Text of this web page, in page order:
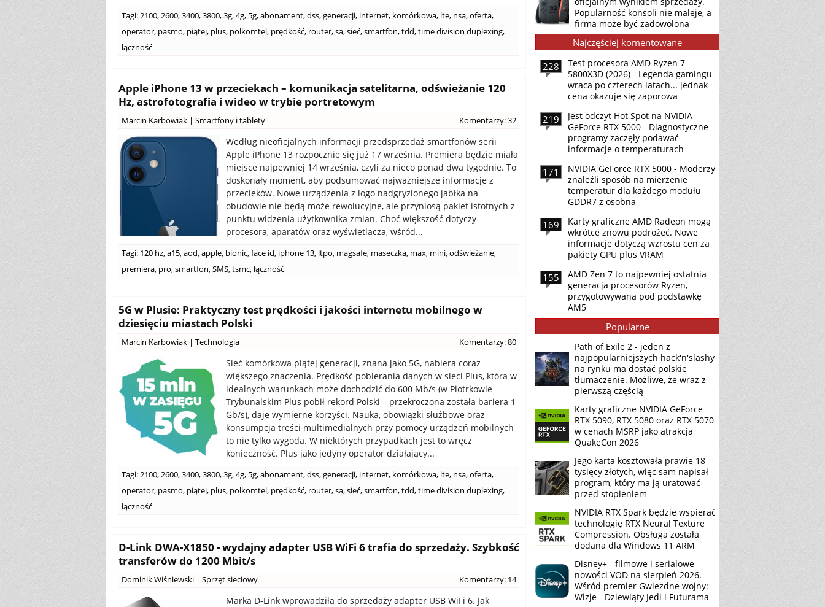
Tagi:2100,2600,3400,3800,3g,4g, 5g,abonament,dss,generacji, internet, komórkowa, lte, nsa,oferta,
operator, pasmo, piątej, plus, polkomtel, prędkość, router,sa,sieć,smartfon,tdd,time division duplexing,
łączność
Apple iPhone 13 w przeciekach – komunikacja satelitarna, odświeżanie 120
Hz, astrofotografia i wideo w trybie portretowym
Marcin Karbowiak | Smartfony i tablety Komentarzy: 32
Według nieoficjalnych informacji przedsprzedaż smartfonów serii
Apple iPhone 13 rozpocznie się już 17 września. Premiera będzie miała
miejsce najpewniej 14 września, czyli za nieco ponad dwa tygodnie. To
doskonały moment, aby podsumować najważniejsze informacje z
przecieków. Nowe urządzenia z logo nadgryzionego jabłka na
obudowie nie będą może rewolucyjne, ale przyniosą pakiet istotnych z
punktu widzenia użytkownika zmian. Choć większość dotyczy
procesora, aparatów oraz wyświetlacza, wśród...
Tagi: 120 hz,a15,aod,apple, bionic,face id, iphone 13, ltpo, magsafe, maseczka, max, mini,odświeżanie,
premiera, pro,smartfon,SMS,tsmc,łączność
5G w Plusie: Praktyczny test prędkości i jakości internetu mobilnego w
dziesięciu miastach Polski
Marcin Karbowiak | Technologia Komentarzy: 80
Sieć komórkowa piątej generacji, znana jako 5G, nabiera coraz
większego znaczenia. Prędkość pobierania danych w sieci Plus, która w
idealnych warunkach może dochodzić do 600 Mb/s (w Piotrkowie
Trybunalskim Plus pobił rekord Polski – przekroczona została bariera 1
Gb/s), daje wymierne korzyści. Nauka, obowiązki służbowe oraz
konsumpcja treści multimedialnych przy pomocy urządzeń mobilnych
to nie tylko wygoda. W niektórych przypadkach jest to wręcz
konieczność. Plus jako jedyny operator działający...
Tagi:2100,2600,3400,3800,3g,4g, 5g,abonament,dss,generacji, internet, komórkowa, lte, nsa,oferta,
operator, pasmo, piątej, plus, polkomtel, prędkość, router,sa,sieć,smartfon,tdd,time division duplexing,
łączność
D-Link DWA-X1850 - wydajny adapter USB WiFi 6 trafia do sprzedaży. Szybkość
transferów do 1200 Mbit/s
Dominik Wiśniewski | Sprzęt sieciowy Komentarzy: 14
Marka D-Link wprowadziła do sprzedaży adapter USB WiFi 6. Jak
Popularność konsoli nie maleje, a
firma może być zadowolona
Najczęściej komentowane
228
Test procesora AMD Ryzen 7
5800X3D (2026) - Legenda gamingu
wraca po czterech latach... jednak
cena okazuje się zaporowa
219
Jest odczyt Hot Spot na NVIDIA
GeForce RTX 5000 - Diagnostyczne
programy zaczęły podawać
informacje o temperaturach
171
NVIDIA GeForce RTX 5000 - Moderzy
znaleźli sposób na mierzenie
temperatur dla każdego modułu
GDDR7 z osobna
169
Karty graficzne AMD Radeon mogą
wkrótce znowu podrożeć. Nowe
informacje dotyczą wzrostu cen za
pakiety GPU plus VRAM
155
AMD Zen 7 to najpewniej ostatnia
generacja procesorów Ryzen,
przygotowywana pod podstawkę
AM5
Popularne
Path of Exile 2 - jeden z
najpopularniejszych hack'n'slashy
na rynku ma dostać polskie
tłumaczenie. Możliwe, że wraz z
pierwszą częścią
Karty graficzne NVIDIA GeForce
RTX 5090, RTX 5080 oraz RTX 5070
w cenach MSRP jako atrakcja
QuakeCon 2026
Jego karta kosztowała prawie 18
tysięcy złotych, więc sam napisał
program, który ma ją uratować
przed stopieniem
NVIDIA RTX Spark będzie wspierać
technologię RTX Neural Texture
Compression. Obsługa została
dodana dla Windows 11 ARM
Disney+ - filmowe i serialowe
nowości VOD na sierpień 2026.
Wśród premier Gwiezdne wojny:
Wizje - Dziewiąty Jedi i Futurama